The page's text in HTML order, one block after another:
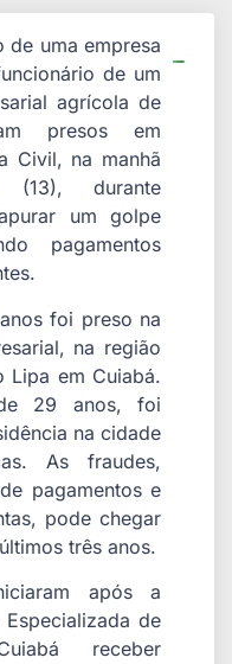
de uma empresa
de um
agrícola de
presos em
Civil, na manhã
(13), durante
um golpe
pagamentos
foi preso na
na região
Lipa em Cuiabá.
29 anos, foi
na cidade
As fraudes,
pagamentos e
pode chegar
três anos.
após a
de
receber